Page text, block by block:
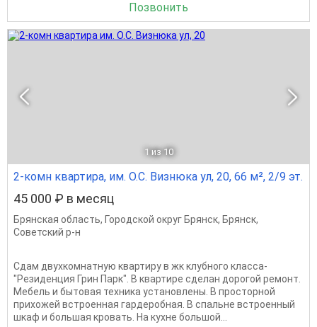
Позвонить
1 из 10
2-комн квартира, им. О.С. Визнюка ул, 20, 66 м², 2/9 эт.
45 000 ₽ в месяц
Брянская область, Городской округ Брянск, Брянск,
Советский р-н
Сдам двухкомнатную квартиру в жк клубного класса-
"Резиденция Грин Парк". В квартире сделан дорогой ремонт.
Мебель и бытовая техника установлены. В просторной
прихожей встроенная гардеробная. В спальне встроенный
шкаф и большая кровать. На кухне большой...